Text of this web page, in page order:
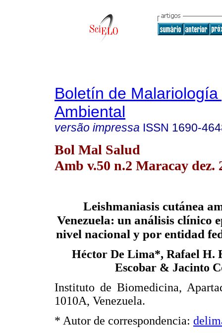
Boletín de
Ambiental
versão impressa ISSN 1690-
Bol Mal Salud
Amb v.50 n.2 Maracay dez.
Leishmaniasis cutánea
Venezuela: un análisis clínico
nivel nacional y por entidad
Héctor De Lima*, Rafael H.
Escobar & Jacinto
Instituto de Biomedicina,
1010A, Venezuela.
* Autor de correspondencia: